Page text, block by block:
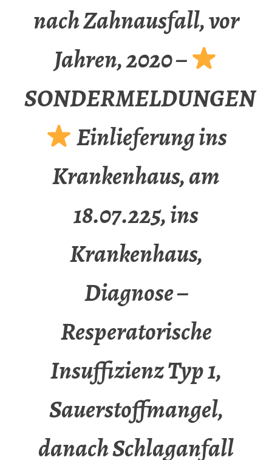
nach Zahnausfall, vor
Jahren, 2020 –
SONDERMELDUNGEN
Einlieferung ins
Krankenhaus, am
18.07.225, ins
Krankenhaus,
Diagnose –
Resperatorische
Insuffizienz Typ 1,
Sauerstoffmangel,
danach Schlaganfall